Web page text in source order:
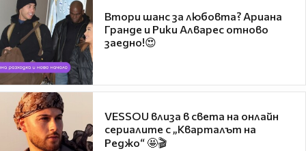
Втори шанс за любовта? Ариана
Гранде и Рики Алварес отново
заедно!😍
VESSOU влиза в света на онлайн
сериалите с „Кварталът на
Реджо“ 🤩🎬